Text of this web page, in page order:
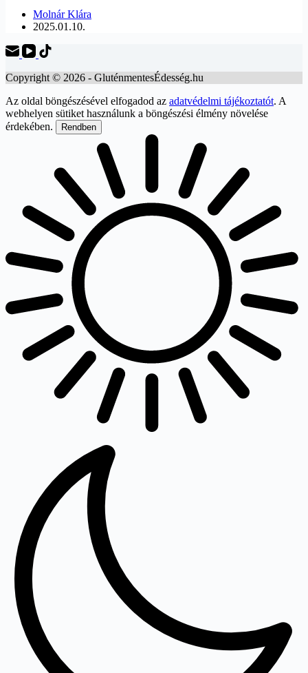
Molnár Klára
2025.01.10.
Copyright © 2026 - GluténmentesÉdesség.hu
Az oldal böngészésével elfogadod az adatvédelmi tájékoztatót. A
webhelyen sütiket használunk a böngészési élmény növelése
érdekében.
Rendben